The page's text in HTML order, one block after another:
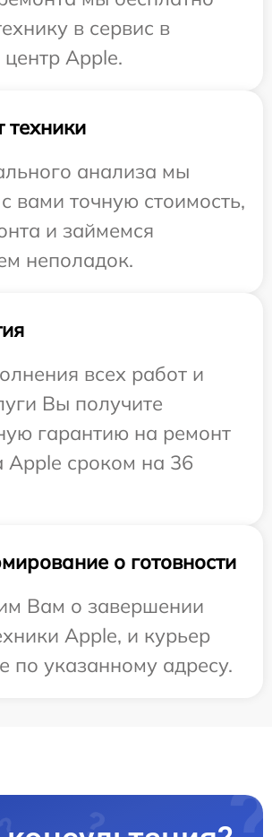
в сервис в
Apple.
техники
анализа мы
вами точную стоимость,
и займемся
неполадок.
всех работ и
Вы получите
гарантию на ремонт
Apple сроком на 36
о готовности
Вам о завершении
Apple, и курьер
по указанному адресу.